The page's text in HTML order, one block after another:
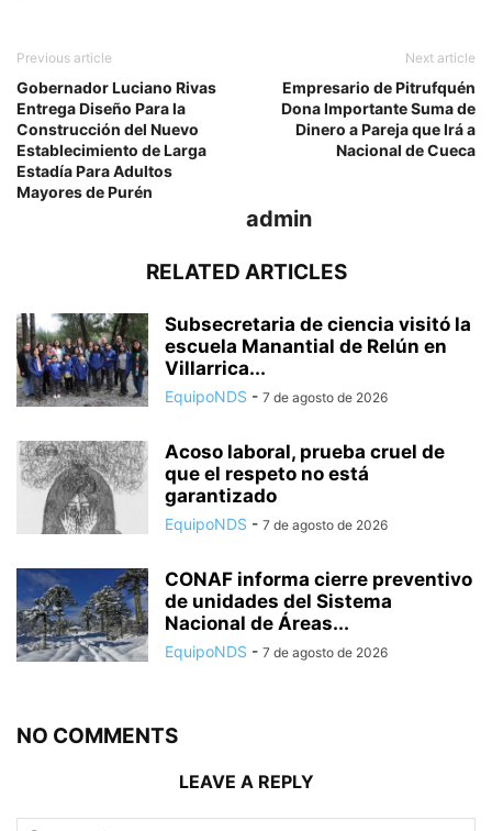
Previous article
Gobernador Luciano Rivas
Entrega Diseño Para la
Construcción del Nuevo
Establecimiento de Larga
Estadía Para Adultos
Mayores de Purén
Next article
Empresario de Pitrufquén
Dona Importante Suma de
Dinero a Pareja que Irá a
Nacional de Cueca
admin
RELATED ARTICLES
Subsecretaria de ciencia visitó la
escuela Manantial de Relún en
Villarrica...
EquipoNDS - 7 de agosto de 2026
Acoso laboral, prueba cruel de
que el respeto no está
garantizado
EquipoNDS - 7 de agosto de 2026
CONAF informa cierre preventivo
de unidades del Sistema
Nacional de Áreas...
EquipoNDS - 7 de agosto de 2026
NO COMMENTS
LEAVE A REPLY